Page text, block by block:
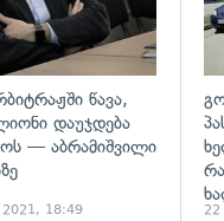
წავა,
დაუჯდება
— აბრამიშვილი
2021, 18:49 22